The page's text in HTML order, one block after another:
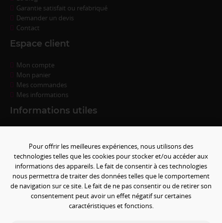
Garantie satisfait ou refabriqué
Demander un devis
Contact
Espace client
Mon compte
Mon panier
Mes commandes
Mes informations
Informations utiles
Conditions de règlement
Livraison
Conditions générales de ventes
Politique de confidentialité
Mentions légales
Paramétrer les cookies
Pour offrir les meilleures expériences, nous utilisons des
technologies telles que les cookies pour stocker et/ou accéder aux
informations des appareils. Le fait de consentir à ces technologies
nous permettra de traiter des données telles que le comportement
de navigation sur ce site. Le fait de ne pas consentir ou de retirer son
consentement peut avoir un effet négatif sur certaines
caractéristiques et fonctions.